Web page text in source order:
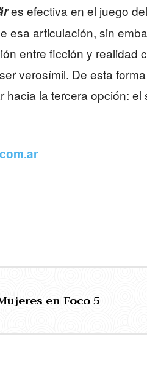
es efectiva en el juego
esa articulación, sin
entre ficción y realidad
verosímil. De esta
hacia la tercera opción:
en Foco 5